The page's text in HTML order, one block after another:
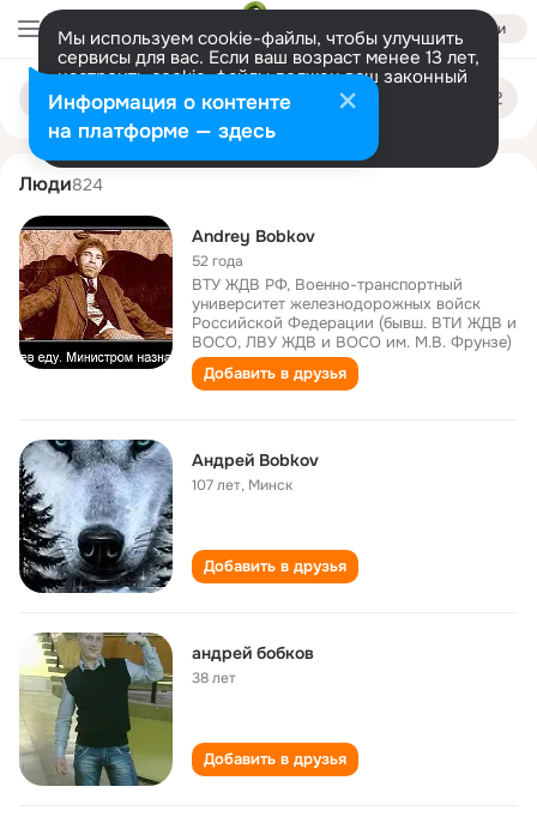
Войти
Мы используем cookie-файлы, чтобы улучшить
сервисы для вас. Если ваш возраст менее 13 лет,
настроить cookie-файлы должен ваш законный
представитель. Больше информации
Разрешить все Настроить
Поиск
людям
andrey bobkov
Люди824
Andrey Bobkov
52 года
ВТУ ЖДВ РФ, Военно-транспортный
университет железнодорожных войск
Российской Федерации (бывш. ВТИ ЖДВ и
ВОСО, ЛВУ ЖДВ и ВОСО им. М.В. Фрунзе)
Добавить в друзья
Андрей Bobkov
107 лет, Минск
Добавить в друзья
андрей бобков
38 лет
Добавить в друзья
Информация о контенте
на платформе — здесь